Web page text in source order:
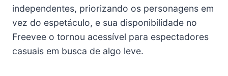
independentes, priorizando os personagens em
vez do espetáculo, e sua disponibilidade no
Freevee o tornou acessível para espectadores
casuais em busca de algo leve.